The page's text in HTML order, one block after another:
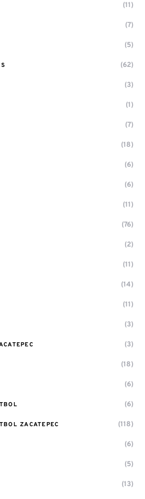
(11)
(7)
(5)
(62)
(3)
(1)
(7)
(18)
(6)
(6)
(11)
(76)
(2)
(11)
(14)
(11)
(3)
(3)
(18)
(6)
(6)
ZACATEPEC (118)
(6)
(5)
(13)